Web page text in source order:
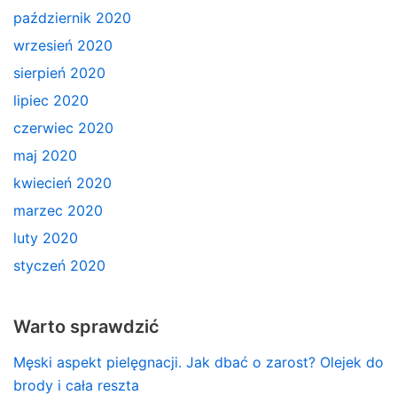
październik 2020
wrzesień 2020
sierpień 2020
lipiec 2020
czerwiec 2020
maj 2020
kwiecień 2020
marzec 2020
luty 2020
styczeń 2020
Warto sprawdzić
Męski aspekt pielęgnacji. Jak dbać o zarost? Olejek do
brody i cała reszta